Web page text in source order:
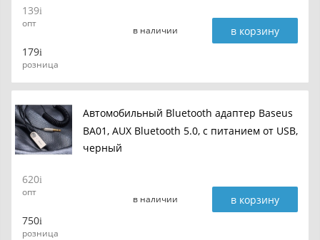
139
опт
179
розница
в наличии в корзину
Автомобильный Bluetooth адаптер Baseus
BA01, AUX Bluetooth 5.0, с питанием от USB,
черный
620
опт
750
розница
в наличии в корзину